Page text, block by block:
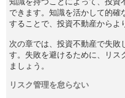
できます。知識を活かして的確
することで、投資不動産からよ
次の章では、投資不動産で失敗
す。失敗を避けるために、リス
ましょう。
リスク管理を怠らない